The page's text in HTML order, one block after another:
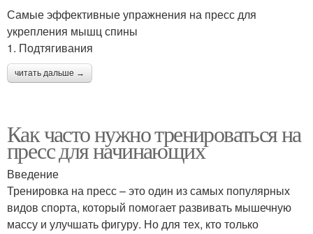
Самые эффективные упражнения на пресс для
укрепления мышц спины
1. Подтягивания
читать дальше →
Как часто нужно тренироваться на
пресс для начинающих
Введение
Тренировка на пресс – это один из самых популярных
видов спорта, который помогает развивать мышечную
массу и улучшать фигуру. Но для тех, кто только